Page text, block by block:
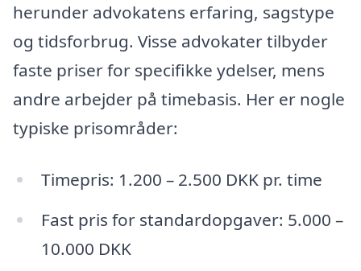
herunder advokatens erfaring, sagstype
og tidsforbrug. Visse advokater tilbyder
faste priser for specifikke ydelser, mens
andre arbejder på timebasis. Her er nogle
typiske prisområder:
Timepris: 1.200 – 2.500 DKK pr. time
Fast pris for standardopgaver: 5.000 –
10.000 DKK